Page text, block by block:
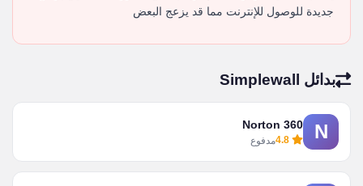
جديدة للوصول للإنترنت مما قد يزعج البعض
بدائل Simplewall
N
Norton 360
مدفوع